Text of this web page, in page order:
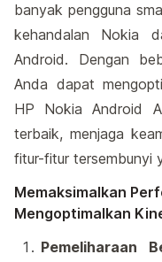
banyak pengguna
kehandalan Nokia
Android. Dengan
Anda dapat
HP Nokia Android
terbaik, menjaga
fitur-fitur tersembunyi
Memaksimalkan
Mengoptimalkan
Pemeliharaan